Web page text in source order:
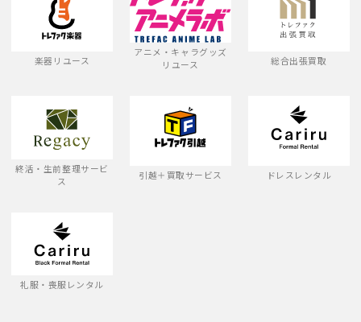
楽器リユース
アニメ・キャラグッズ
リユース
総合出張買取
終活・生前整理サービ
ス
引越＋買取サービス ドレスレンタル
礼服・喪服レンタル